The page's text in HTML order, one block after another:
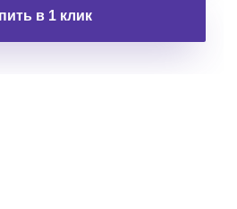
в 1 клик